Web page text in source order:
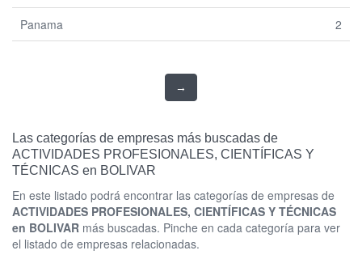
Panama 2
→
Las categorías de empresas más buscadas de
ACTIVIDADES PROFESIONALES, CIENTÍFICAS Y
TÉCNICAS en BOLIVAR
En este listado podrá encontrar las categorías de empresas de
ACTIVIDADES PROFESIONALES, CIENTÍFICAS Y TÉCNICAS
en BOLIVAR más buscadas. Pinche en cada categoría para ver
el listado de empresas relacionadas.